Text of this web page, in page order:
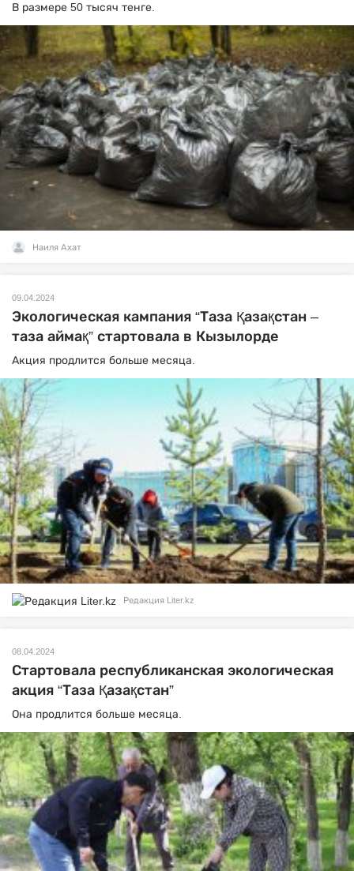
В размере 50 тысяч тенге.
Наиля Ахат
09.04.2024
Экологическая кампания “Таза Қазақстан –
таза аймақ” стартовала в Кызылорде
Акция продлится больше месяца.
Редакция Liter.kz
08.04.2024
Стартовала республиканская экологическая
акция “Таза Қазақстан”
Она продлится больше месяца.